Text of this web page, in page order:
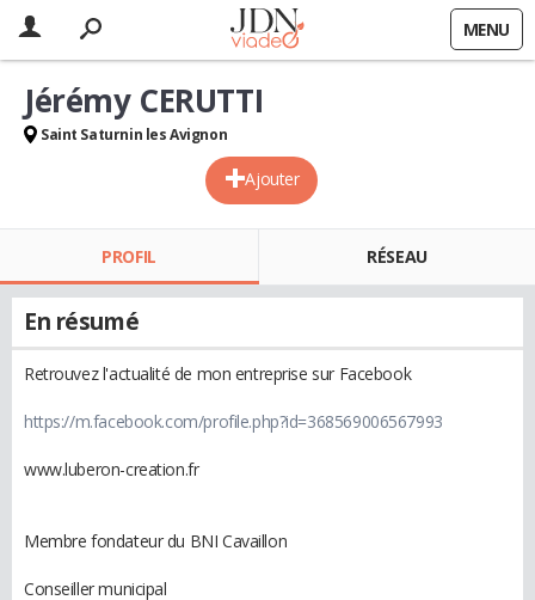
MENU
Ajouter
Jérémy CERUTTI
Saint Saturnin les Avignon
PROFIL RÉSEAU
En résumé
Retrouvez l'actualité de mon entreprise sur Facebook
https://m.facebook.com/profile.php?id=368569006567993
www.luberon-creation.fr
Membre fondateur du BNI Cavaillon
Conseiller municipal